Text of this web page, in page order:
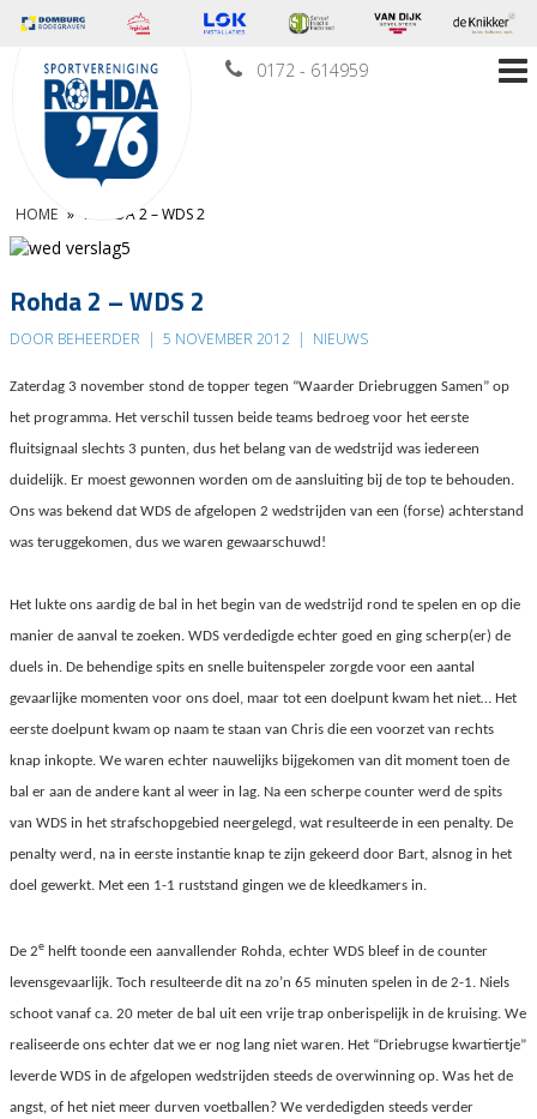
0172 - 614959
HOME » ROHDA 2 – WDS 2
Rohda 2 – WDS 2
DOOR BEHEERDER | 5 NOVEMBER 2012 | NIEUWS
Zaterdag 3 november stond de topper tegen “Waarder Driebruggen Samen” op
het programma. Het verschil tussen beide teams bedroeg voor het eerste
fluitsignaal slechts 3 punten, dus het belang van de wedstrijd was iedereen
duidelijk. Er moest gewonnen worden om de aansluiting bij de top te behouden.
Ons was bekend dat WDS de afgelopen 2 wedstrijden van een (forse) achterstand
was teruggekomen, dus we waren gewaarschuwd!
Het lukte ons aardig de bal in het begin van de wedstrijd rond te spelen en op die
manier de aanval te zoeken. WDS verdedigde echter goed en ging scherp(er) de
duels in. De behendige spits en snelle buitenspeler zorgde voor een aantal
gevaarlijke momenten voor ons doel, maar tot een doelpunt kwam het niet… Het
eerste doelpunt kwam op naam te staan van Chris die een voorzet van rechts
knap inkopte. We waren echter nauwelijks bijgekomen van dit moment toen de
bal er aan de andere kant al weer in lag. Na een scherpe counter werd de spits
van WDS in het strafschopgebied neergelegd, wat resulteerde in een penalty. De
penalty werd, na in eerste instantie knap te zijn gekeerd door Bart, alsnog in het
doel gewerkt. Met een 1-1 ruststand gingen we de kleedkamers in.
De 2e helft toonde een aanvallender Rohda, echter WDS bleef in de counter
levensgevaarlijk. Toch resulteerde dit na zo’n 65 minuten spelen in de 2-1. Niels
schoot vanaf ca. 20 meter de bal uit een vrije trap onberispelijk in de kruising. We
realiseerde ons echter dat we er nog lang niet waren. Het “Driebrugse kwartiertje”
leverde WDS in de afgelopen wedstrijden steeds de overwinning op. Was het de
angst, of het niet meer durven voetballen? We verdedigden steeds verder